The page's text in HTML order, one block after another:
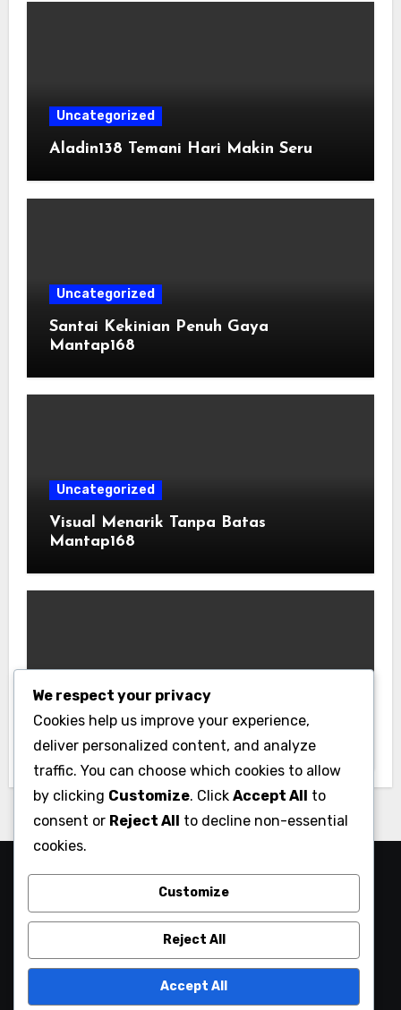
Uncategorized
Aladin138 Temani Hari Makin Seru
Uncategorized
Santai Kekinian Penuh Gaya
Mantap168
Uncategorized
Visual Menarik Tanpa Batas
Mantap168
Platform Modern Anti Bosan
Okeplay777
Hiburan Ringan untuk
Mengusir Rasa Bosan.
We respect your privacy
Cookies help us improve your experience,
deliver personalized content, and analyze
traffic. You can choose which cookies to allow
by clicking Customize. Click Accept All to
consent or Reject All to decline non-essential
cookies.
Customize
Reject All
Accept All